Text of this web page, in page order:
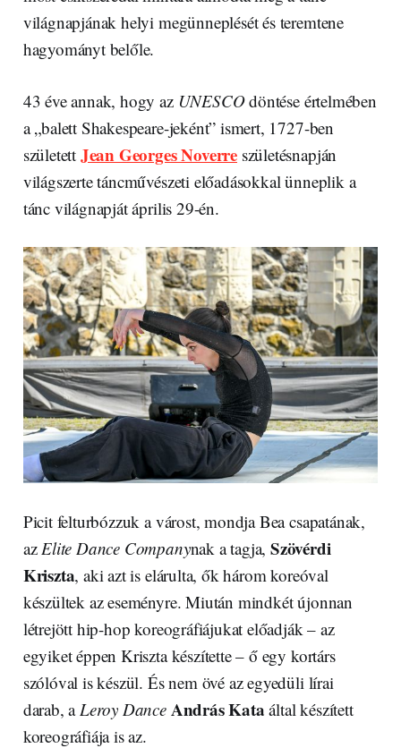
világnapjának helyi megünneplését és teremtene
hagyományt belőle.
43 éve annak, hogy az UNESCOdöntése értelmében
a „balett Shakespeare-jeként” ismert, 1727-ben
született Jean Georges Noverre születésnapján
világszerte táncművészeti előadásokkal ünneplik a
tánc világnapját április 29-én.
Picit felturbózzuk a várost, mondja Bea csapatának,
azElite Dance Companynak a tagja,Szövérdi
Kriszta, aki azt is elárulta, ők három koreóval
készültek az eseményre. Miután mindkét újonnan
létrejött hip-hop koreográfiájukat előadják – az
egyiket éppen Kriszta készítette – ő egy kortárs
szólóval is készül. És nem övé az egyedüli lírai
darab, a Leroy Dance András Kata által készített
koreográfiája is az.